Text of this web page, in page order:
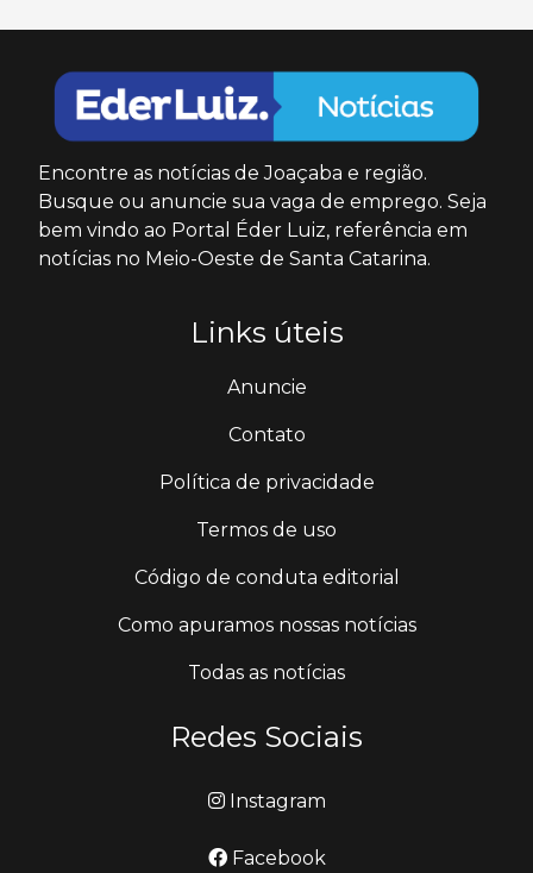
Encontre as notícias de Joaçaba e região.
Busque ou anuncie sua vaga de emprego. Seja
bem vindo ao Portal Éder Luiz, referência em
notícias no Meio-Oeste de Santa Catarina.
Links úteis
Anuncie
Contato
Política de privacidade
Termos de uso
Código de conduta editorial
Como apuramos nossas notícias
Todas as notícias
Redes Sociais
Instagram
Facebook